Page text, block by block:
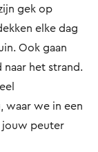
gek op
elke dag
Ook gaan
het strand.
waar we in een
jouw peuter